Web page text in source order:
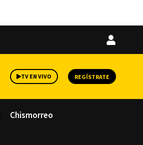
Iniciar
TV EN VIVO REGÍSTRATE
Chismorreo